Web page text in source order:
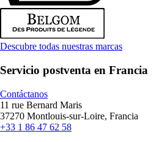
Descubre todas nuestras marcas
Servicio postventa en Francia
Contáctanos
11 rue Bernard Maris
37270 Montlouis-sur-Loire, Francia
+33 1 86 47 62 58